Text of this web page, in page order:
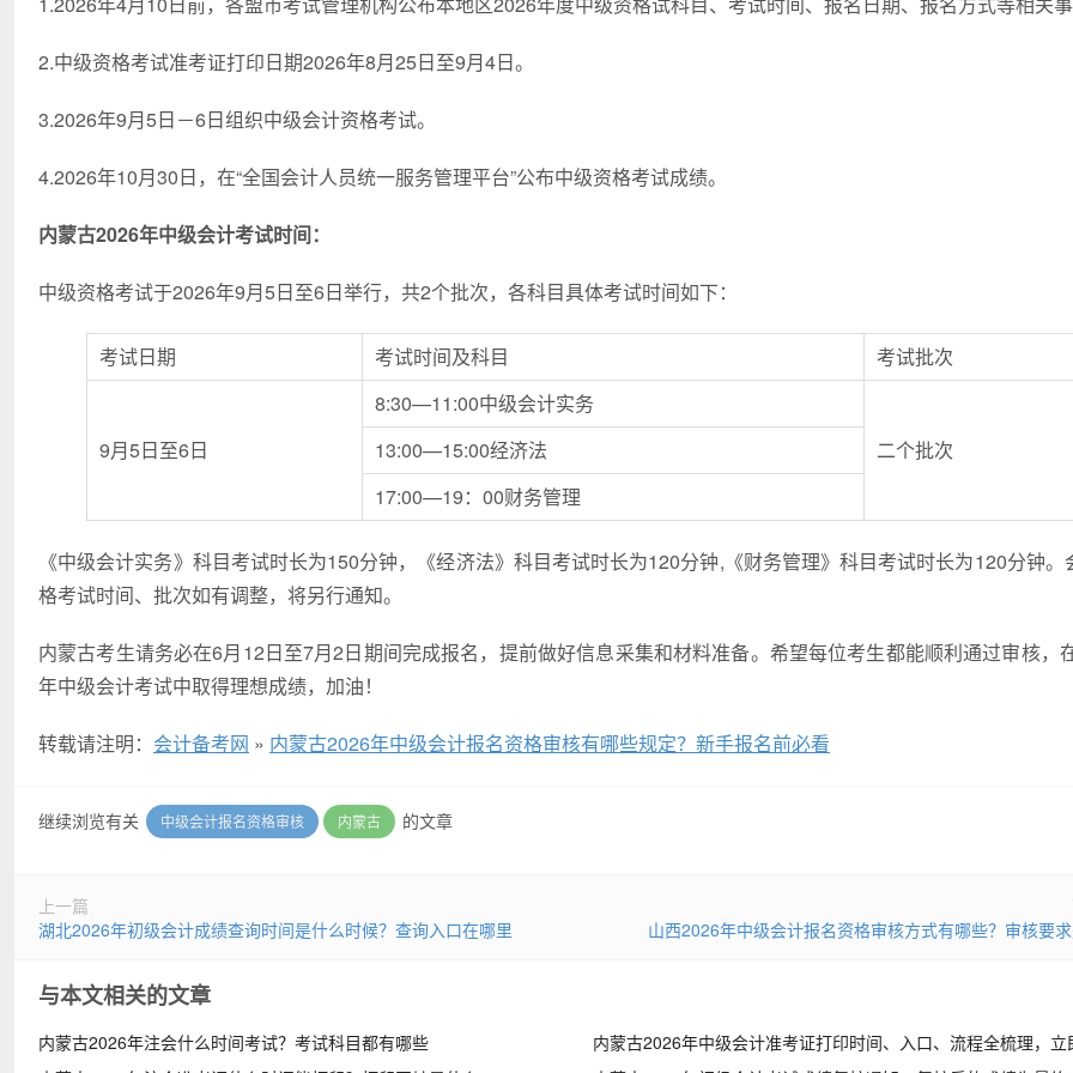
2.中级资格考试准考证打印日期2026年8月25日至9月4日。
3.2026年9月5日－6日组织中级会计资格考试。
4.2026年10月30日，在“全国会计人员统一服务管理平台”公布中级资格考试成绩。
内蒙古2026年中级会计考试时间：
中级资格考试于2026年9月5日至6日举行，共2个批次，各科目具体考试时间如下：
考试日期 考试时间及科目 考试批次
9月5日至6日
8:30—11:00中级会计实务
二个批次
13:00—15:00经济法
17:00—19：00财务管理
《中级会计实务》科目考试时长为150分钟，《经济法》科目考试时长为120分钟,《财务管理》科目考试时长为120分钟。
格考试时间、批次如有调整，将另行通知。
内蒙古考生请务必在6月12日至7月2日期间完成报名，提前做好信息采集和材料准备。希望每位考生都能顺利通过审核，
年中级会计考试中取得理想成绩，加油！
转载请注明： 会计备考网 » 内蒙古2026年中级会计报名资格审核有哪些规定？新手报名前必看
继续浏览有关 中级会计报名资格审核 内蒙古 的文章
上一篇
湖北2026年初级会计成绩查询时间是什么时候？查询入口在哪里
山西2026年中级会计报名资格审核方式有哪些？审核要
与本文相关的文章
内蒙古2026年注会什么时间考试？考试科目都有哪些
内蒙古2026年中级会计准考证打印时间、入口、流程全梳理，立